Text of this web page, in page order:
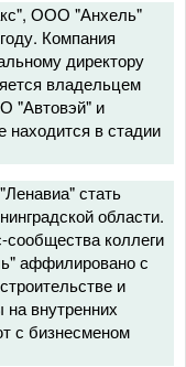
ООО "Анхель"
Компания
директору
владельцем
"Автовэй" и
в стадии
стать
области.
коллеги
аффилировано с
и
внутренних
с бизнесменом